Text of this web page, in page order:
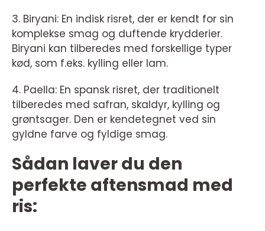
3. Biryani: En indisk risret, der er kendt for sin
komplekse smag og duftende krydderier.
Biryani kan tilberedes med forskellige typer
kød, som f.eks. kylling eller lam.
4. Paella: En spansk risret, der traditionelt
tilberedes med safran, skaldyr, kylling og
grøntsager. Den er kendetegnet ved sin
gyldne farve og fyldige smag.
Sådan laver du den
perfekte aftensmad med
ris: